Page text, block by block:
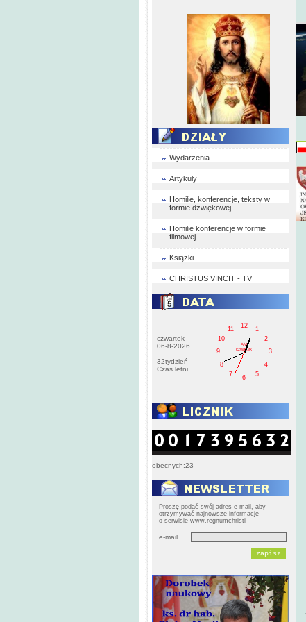
Wydarzenia
Artykuły
Homilie, konferencje, teksty w
formie dzwiękowej
Homilie konferencje w formie
filmowej
Książki
CHRISTUS VINCIT - TV
czwartek
06-8-2026
32tydzień
Czas letni
1
2
3
4
5
6
7
8
9
10
11
12
AM
czwartek
obecnych:23
Proszę podać swój adres e-mail, aby
otrzymywać najnowsze informacje
o serwisie www.regnumchristi
e-mail